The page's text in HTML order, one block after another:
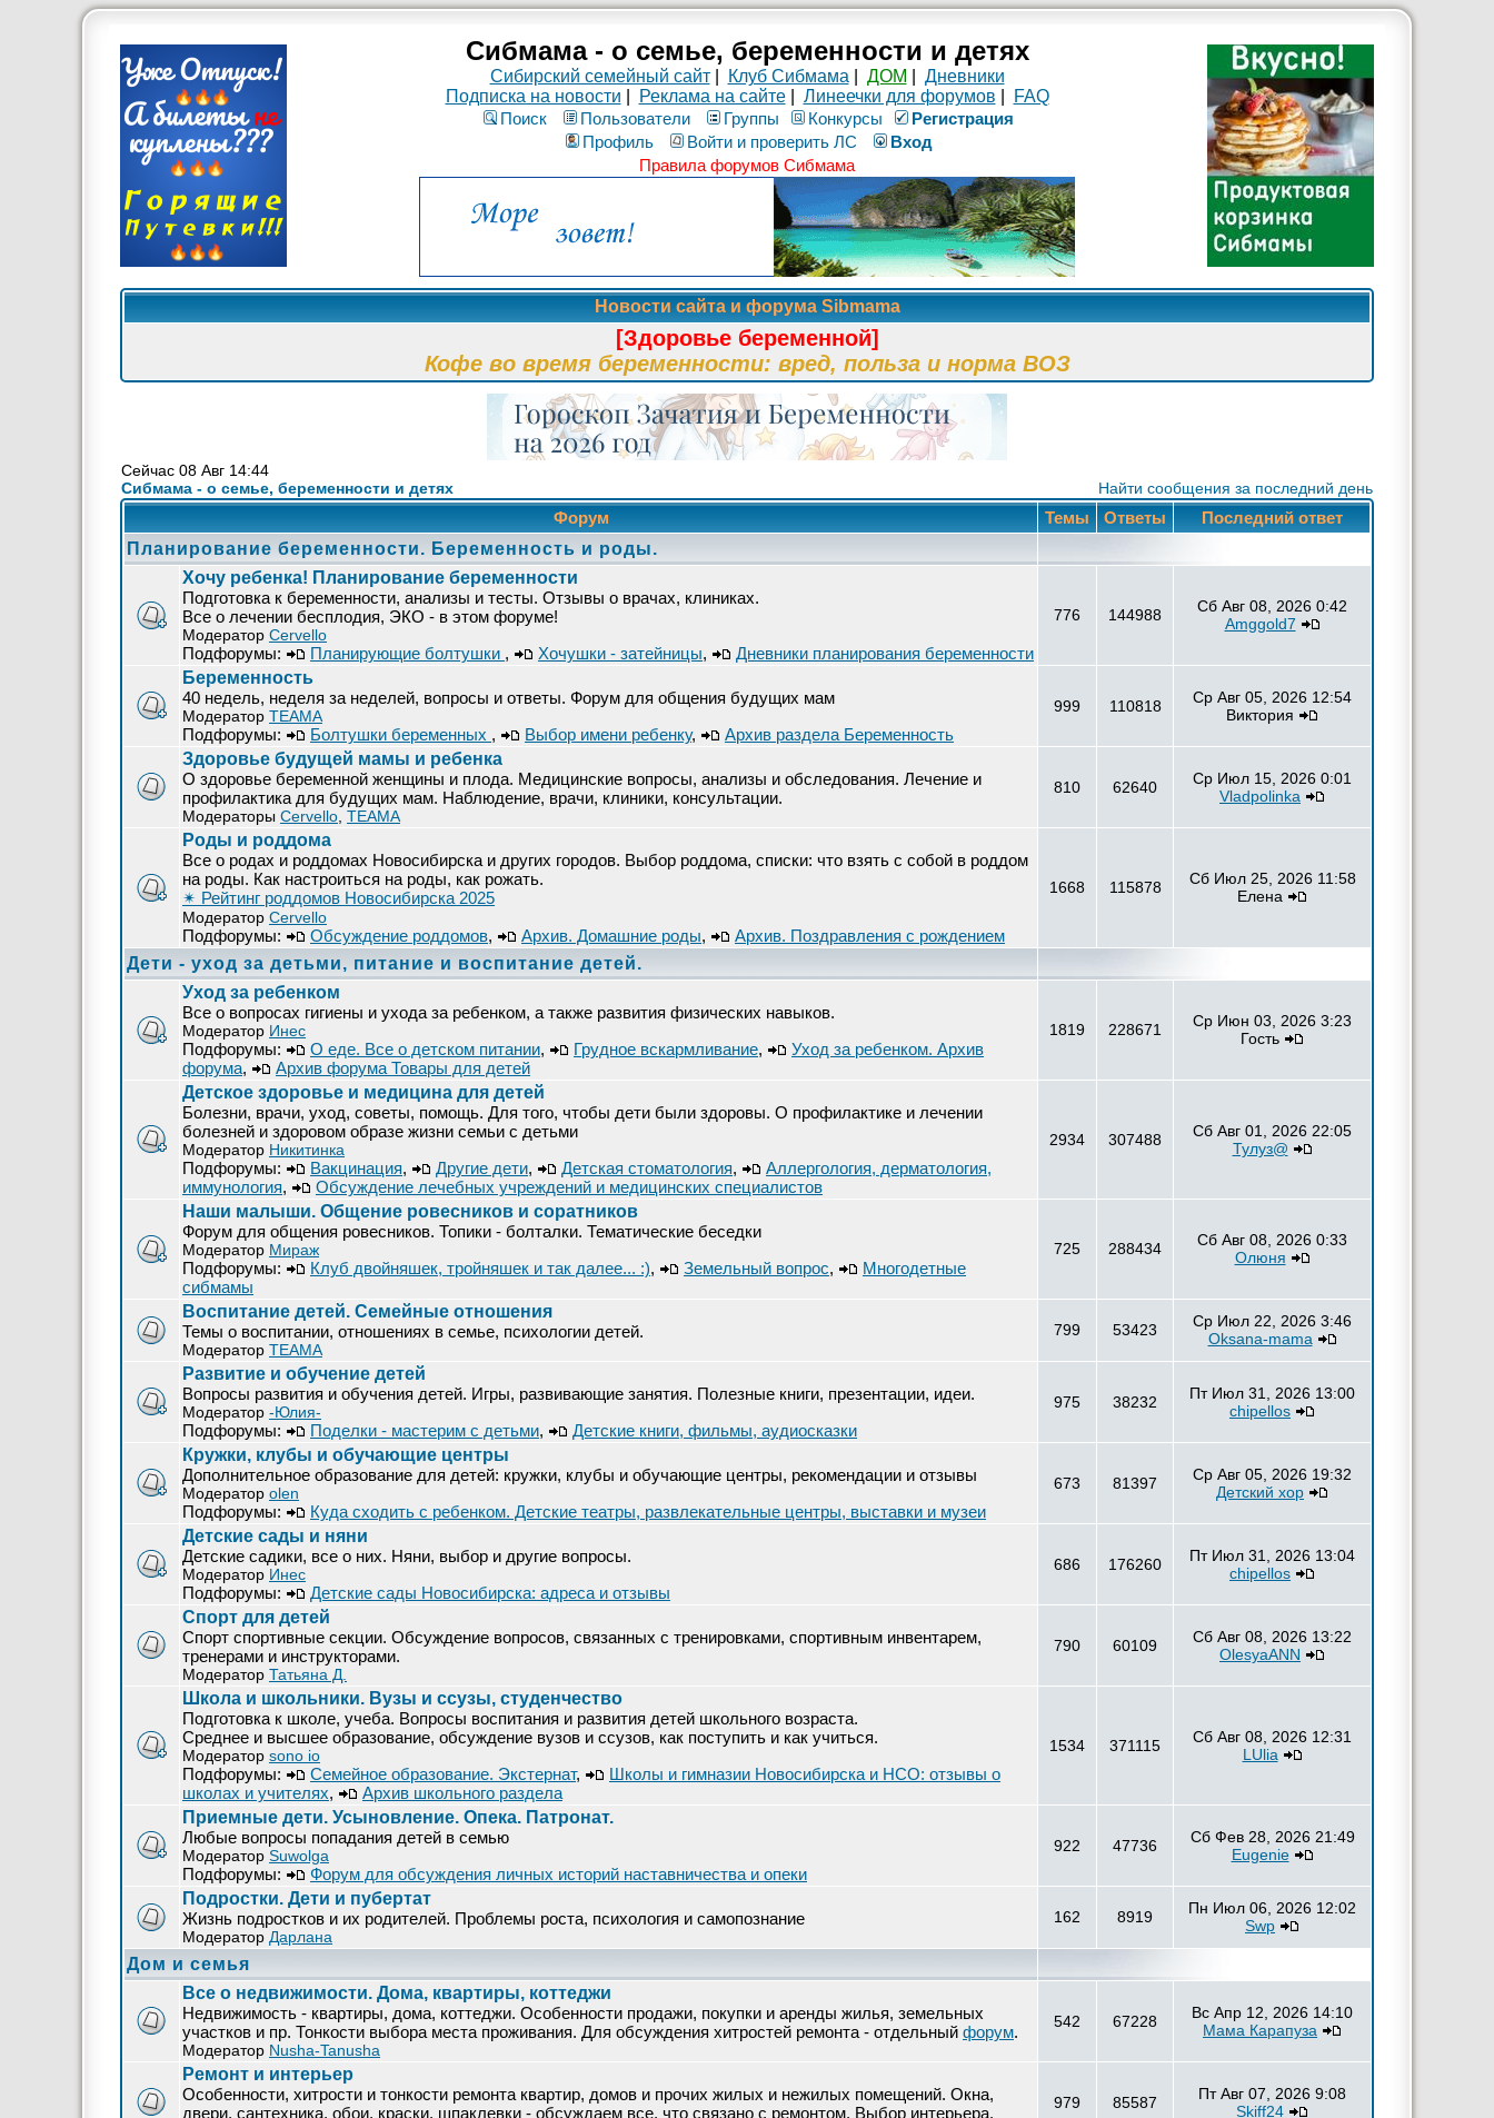
Сибмама - о семье, беременности и детях
Сибирский семейный сайт| Клуб Сибмама ДОМ
Дневники
Подписка на новости
Реклама на сайте| Линеечки для форумов
FAQ
Поиск
Пользователи Группы Конкурсы
Рeгиcтpaция
Профиль
Войти и проверить ЛС
Вход
Правила форумов Сибмама
Новости сайта и форума Sibmama
[Здоровье беременной]
Кофе во время беременности: вред, польза и норма ВОЗ
Сейчас 08 Авг 14:44
Сибмама - о семье, беременности и детях
Найти сообщения за последний день
Форум Темы Ответы
Последний ответ
Планирование беременности. Беременность и роды.
Хочу ребенка! Планирование беременности
Подготовка к беременности, анализы и тесты. Отзывы о врачах, клиниках.
Все о лечении бесплодия, ЭКО - в этом форуме!
Модератор Cervello
Подфорумы: Планирующие болтушки , Хочушки - затейницы, Дневники планирования беременности
776 144988
Сб Авг 08, 2026 0:42
Amggold7
Беременность
40 недель, неделя за неделей, вопросы и ответы. Форум для общения будущих мам
Модератор ТЕАМА
Подфорумы: Болтушки беременных , Выбор имени ребенку, Архив раздела Беременность
999 110818
Ср Авг 05, 2026 12:54
Виктория
Здоровье будущей мамы и ребенка
О здоровье беременной женщины и плода. Медицинские вопросы, анализы и обследования. Лечение и
профилактика для будущих мам. Наблюдение, врачи, клиники, консультации.
Модераторы Cervello ТЕАМА
810 62640
Ср Июл 15, 2026 0:01
Vladpolinka
Роды и роддома
Все о родах и роддомах Новосибирска и других городов. Выбор роддома, списки: что взять с собой в роддом
на роды. Как настроиться на роды, как рожать.
✴ Рейтинг роддомов Новосибирска 2025
Модератор Cervello
Подфорумы: Обсуждение роддомов, Архив. Домашние роды, Архив. Поздравления с рождением
1668 115878
Сб Июл 25, 2026 11:58
Елена
Дети - уход за детьми, питание и воспитание детей.
Уход за ребенком
Все о вопросах гигиены и ухода за ребенком, а также развития физических навыков.
Модератор Инес
Подфорумы: О еде. Все о детском питании, Грудное вскармливание,
Уход за ребенком. Архив
форума, Архив форума Товары для детей
1819 228671
Ср Июн 03, 2026 3:23
Гость
Детское здоровье и медицина для детей
Болезни, врачи, уход, советы, помощь. Для того, чтобы дети были здоровы. О профилактике и лечении
болезней и здоровом образе жизни семьи с детьми
Модератор Никитинка
Подфорумы: Вакцинация, Другие дети, Детская стоматология,
Аллергология, дерматология,
иммунология, Обсуждение лечебных учреждений и медицинских специалистов
2934 307488
Сб Авг 01, 2026 22:05
Тулуз@
Наши малыши. Общение ровесников и соратников
Форум для общения ровесников. Топики - болталки. Тематические беседки
Модератор Мираж
Подфорумы: Клуб двойняшек, тройняшек и так далее... :), Земельный вопрос,
Многодетные
сибмамы
725 288434
Сб Авг 08, 2026 0:33
Олюня
Воспитание детей. Семейные отношения
Темы о воспитании, отношениях в семье, психологии детей.
Модератор ТЕАМА
799 53423
Ср Июл 22, 2026 3:46
Oksana-mama
Развитие и обучение детей
Вопросы развития и обучения детей. Игры, развивающие занятия. Полезные книги, презентации, идеи.
Модератор -Юлия-
Подфорумы: Поделки - мастерим с детьми, Детские книги, фильмы, аудиосказки
975 38232
Пт Июл 31, 2026 13:00
chipellos
Кружки, клубы и обучающие центры
Дополнительное образование для детей: кружки, клубы и обучающие центры, рекомендации и отзывы
Модератор olen
Подфорумы: Куда сходить с ребенком. Детские театры, развлекательные центры, выставки и музеи
673 81397
Ср Авг 05, 2026 19:32
Детский хор
Детские сады и няни
Детские садики, все о них. Няни, выбор и другие вопросы.
Модератор Инес
Подфорумы: Детские сады Новосибирска: адреса и отзывы
686 176260
Пт Июл 31, 2026 13:04
chipellos
Спорт для детей
Спорт спортивные секции. Обсуждение вопросов, связанных с тренировками, спортивным инвентарем,
тренерами и инструкторами.
Модератор Татьяна Д.
790 60109
Сб Авг 08, 2026 13:22
OlesyaANN
Школа и школьники. Вузы и ссузы, студенчество
Подготовка к школе, учеба. Вопросы воспитания и развития детей школьного возраста.
Среднее и высшее образование, обсуждение вузов и ссузов, как поступить и как учиться.
Модератор sono io
Подфорумы: Семейное образование. Экстернат,
Школы и гимназии Новосибирска и НСО: отзывы о
школах и учителях, Архив школьного раздела
1534 371115
Сб Авг 08, 2026 12:31
LUlia
Приемные дети. Усыновление. Опека. Патронат.
Любые вопросы попадания детей в семью
Модератор Suwolga
Подфорумы: Форум для обсуждения личных историй наставничества и опеки
922 47736
Сб Фев 28, 2026 21:49
Eugenie
Подростки. Дети и пубертат
Жизнь подростков и их родителей. Проблемы роста, психология и самопознание
Модератор Дарлана
162 8919
Пн Июл 06, 2026 12:02
Swp
Дом и семья
Все о недвижимости. Дома, квартиры, коттеджи
Недвижимость - квартиры, дома, коттеджи. Особенности продажи, покупки и аренды жилья, земельных
участков и пр. Тонкости выбора места проживания. Для обсуждения хитростей ремонта - отдельный форум.
Модератор Nusha-Tanusha
542 67228
Вс Апр 12, 2026 14:10
Мама Карапуза
Ремонт и интерьер
Особенности, хитрости и тонкости ремонта квартир, домов и прочих жилых и нежилых помещений. Окна,
двери, сантехника, обои, краски, шпаклевки - обсуждаем все, что связано с ремонтом. Выбор интерьера.
979 85587
Пт Авг 07, 2026 9:08
Skiff24